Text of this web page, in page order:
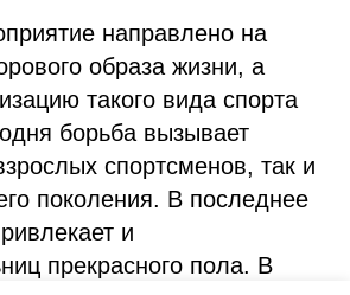
направлено на
образа жизни, а
такого вида спорта
борьба вызывает
спортсменов, так и
поколения. В последнее
и
прекрасного пола. В